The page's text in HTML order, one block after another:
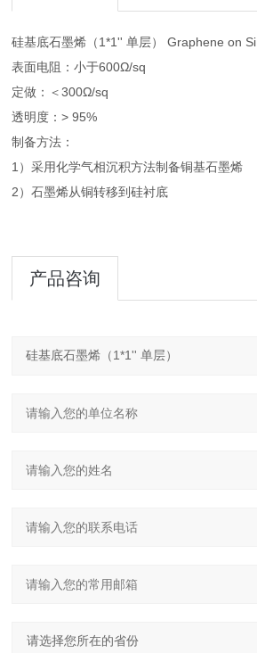
硅基底石墨烯（1*1'' 单层） Graphene on Si
表面电阻：小于600Ω/sq
定做：＜300Ω/sq
透明度：> 95%
制备方法：
1）采用化学气相沉积方法制备铜基石墨烯
2）石墨烯从铜转移到硅衬底
产品咨询